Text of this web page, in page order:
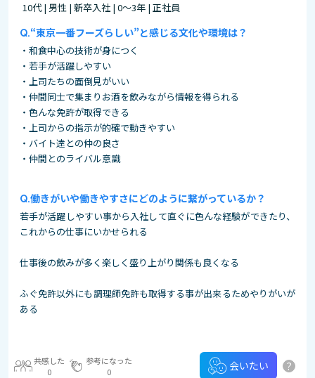
10代 | 男性 | 新卒入社 | 0～3年 | 正社員
“東京一番フーズらしい”と感じる文化や環境は？
・和食中心の技術が身につく
・若手が活躍しやすい
・上司たちの面倒見がいい
・仲間同士で集まりお酒を飲みながら情報を得られる
・色んな免許が取得できる
・上司からの指示が的確で動きやすい
・バイト達との仲の良さ
・仲間とのライバル意識
働きがいや働きやすさにどのように繋がっているか？
若手が活躍しやすい事から入社して直ぐに色んな経験ができたり、
これからの仕事にいかせられる
仕事後の飲みが多く楽しく盛り上がり関係も良くなる
ふぐ免許以外にも調理師免許も取得する事が出来るためやりがいが
ある
共感した
0
参考になった
0
会いたい ?